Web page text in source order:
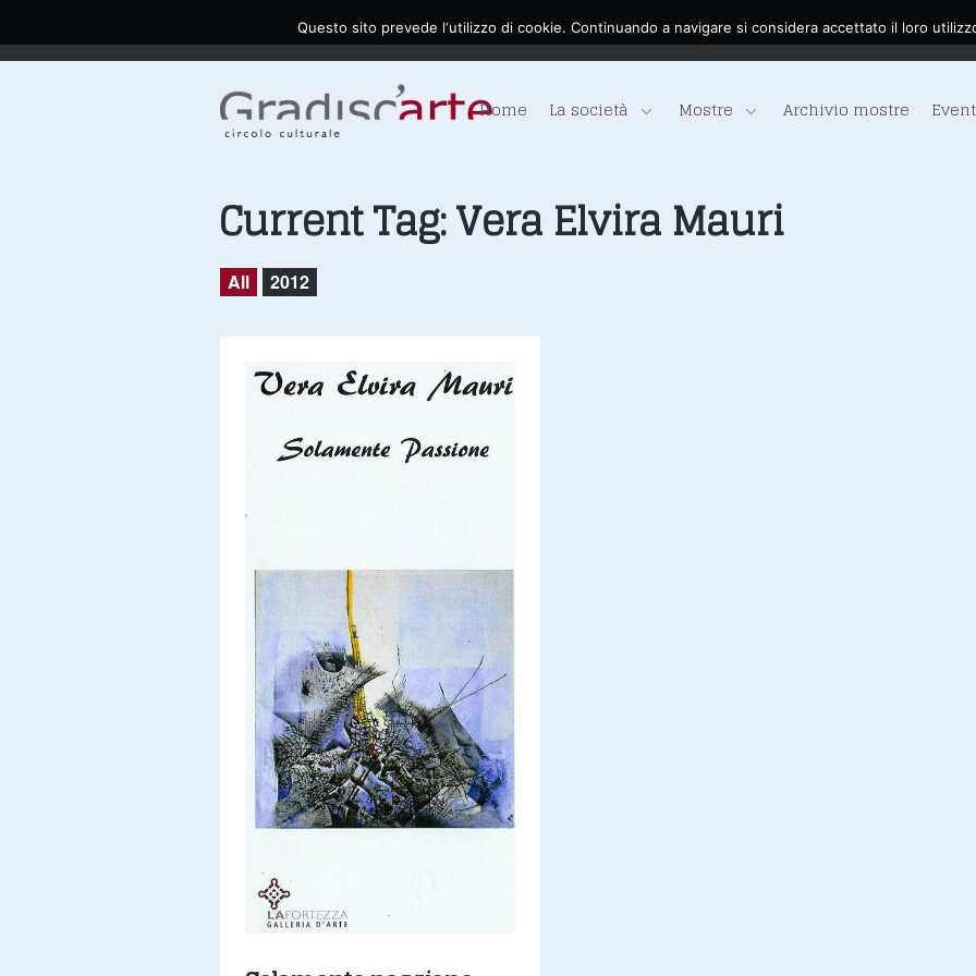
Home La società Mostre Archivio mostre
Current Tag:Vera Elvira Mauri
All 2012
Questo sito prevede l‘utilizzo di cookie. Continuando a navigare si considera accettato il loro